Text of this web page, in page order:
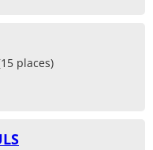
places)